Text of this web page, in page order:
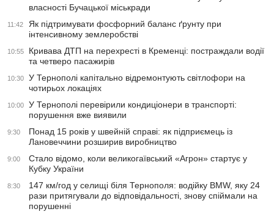
власності Бучацької міськради
11:42
Як підтримувати фосфорний баланс ґрунту при
інтенсивному землеробстві
10:55
Кривава ДТП на перехресті в Кременці: постраждали водії
та четверо пасажирів
10:30
У Тернополі капітально відремонтують світлофори на
чотирьох локаціях
10:00
У Тернополі перевірили кондиціонери в транспорті:
порушення вже виявили
9:30
Понад 15 років у швейній справі: як підприємець із
Лановеччини розширив виробництво
9:00
Стало відомо, коли великогаївський «Агрон» стартує у
Кубку України
8:30
147 км/год у селищі біля Тернополя: водійку BMW, яку 24
рази притягували до відповідальності, знову спіймали на
порушенні